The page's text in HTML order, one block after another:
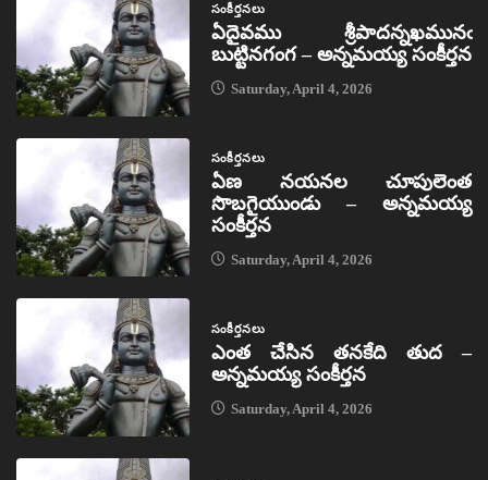
సంకీర్తనలు
ఏదైవము శ్రీపాదన్నఖమునఁ
బుట్టినగంగ – అన్నమయ్య సంకీర్తన
Saturday, April 4, 2026
సంకీర్తనలు
ఏణ నయనల చూపులెంత
సొబగైయుండు – అన్నమయ్య
సంకీర్తన
Saturday, April 4, 2026
సంకీర్తనలు
ఎంత చేసిన తనకేది తుద –
అన్నమయ్య సంకీర్తన
Saturday, April 4, 2026